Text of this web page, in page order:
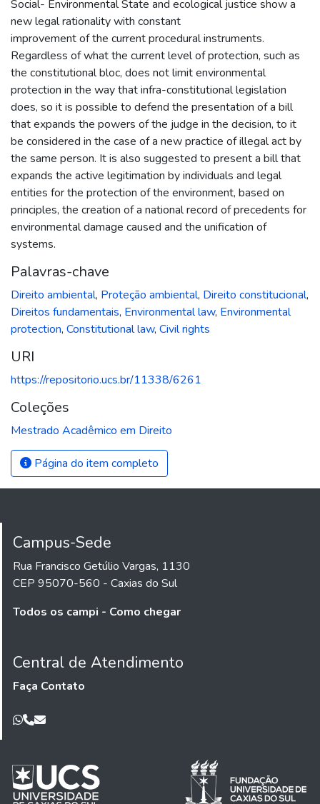
Social- Environmental State and ecological justice show a
new legal rationality with constant
improvement of the current procedural instruments.
Regardless of what the current level of protection, such as
the constitutional bloc, does not limit environmental
protection in the way that infra-constitutional legislation
does, so it is possible to defend the presentation of a bill
that expands the powers of the judge in the decision, to it
be considered in the case of a new practice of illegal act by
the same person. It is also suggested to present a bill that
expands the active legitimation by individuals and legal
entities for the protection of the environment, based on
principles, the creation of a national record of precedents for
environmental damage caused and the unification of
systems.
Palavras-chave
Direito ambiental, Proteção ambiental, Direito constitucional,
Direitos fundamentais, Environmental law, Environmental
protection, Constitutional law, Civil rights
URI
https://repositorio.ucs.br/11338/6261
Coleções
Mestrado Acadêmico em Direito
Página do item completo
Campus-Sede
Rua Francisco Getúlio Vargas, 1130
CEP 95070-560 - Caxias do Sul
Todos os campi - Como chegar
Central de Atendimento
Faça Contato